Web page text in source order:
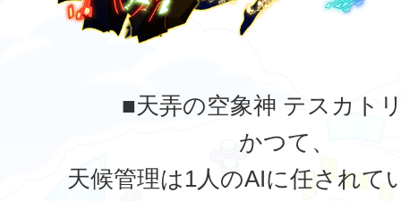
■天弄の空象神 テスカト
かつて、
天候管理は1人のAIに任されて